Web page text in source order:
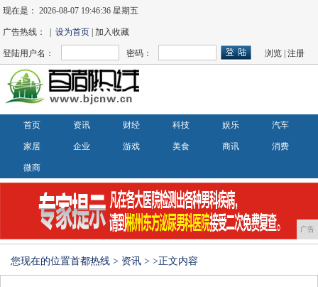
现在是：2026-08-07 19:46:36 星期五
广告热线： |设为首页 | 加入收藏
登陆用户名： 密码： 浏览 |注册
首页 资讯 财经 科技 娱乐 汽车
家居 企业 游戏 美食 商讯 消费
微商
广告
您现在的位置首都热线 > 资讯 > >正文内容